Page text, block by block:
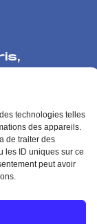
technologies telles
des appareils.
de traiter des
les ID uniques sur ce
peut avoir
,